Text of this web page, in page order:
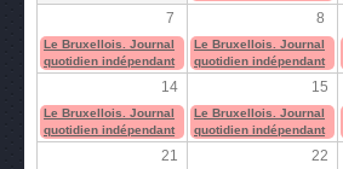
7 8
Le Bruxellois. Journal
quotidien indépendant
Le Bruxellois. Journal
quotidien indépendant
14 15
Le Bruxellois. Journal
quotidien indépendant
Le Bruxellois. Journal
quotidien indépendant
21 22